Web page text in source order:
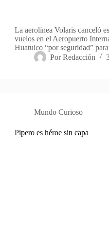
La aerolínea Volaris canceló
vuelos en el Aeropuerto
Huatulco “por seguridad”
Por Redacción
Mundo Curioso
Pipero es héroe sin capa